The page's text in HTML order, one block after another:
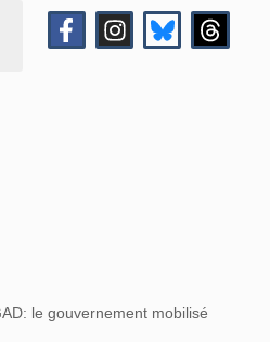
le gouvernement mobilisé